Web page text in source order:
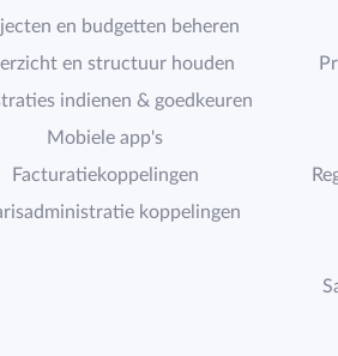
en budgetten beheren
en structuur houden
indienen & goedkeuren
Mobiele app's
Facturatiekoppelingen
koppelingen